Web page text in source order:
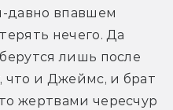
давно впавшем
нечего. Да
лишь после
что и Джеймс, и брат
жертвами чересчур